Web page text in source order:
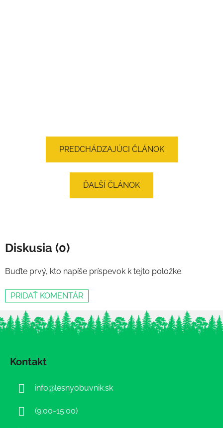
PREDCHÁDZAJÚCI ČLÁNOK
ĎALŠÍ ČLÁNOK
Diskusia (0)
Buďte prvý, kto napíše príspevok k tejto položke.
PRIDAŤ KOMENTÁR
Kontakt
info@lesnyobuvnik.sk
(9:00-15:00)